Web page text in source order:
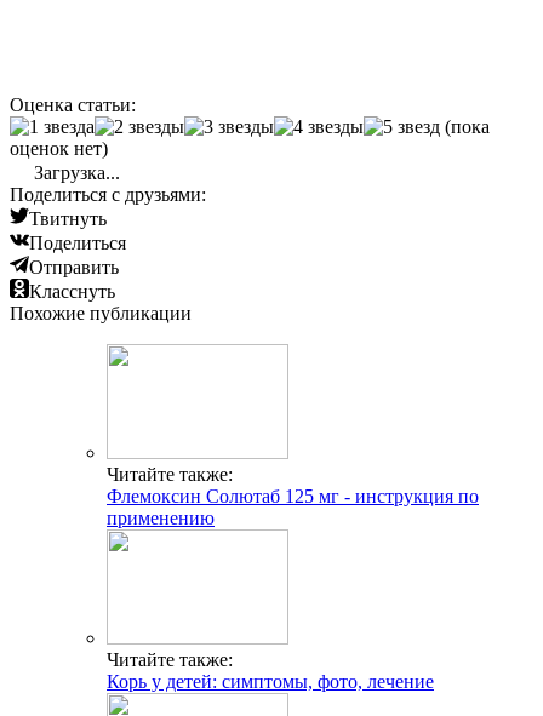
Оценка статьи:
(пока
оценок нет)
Загрузка...
Поделиться с друзьями:
Твитнуть
Поделиться
Отправить
Класснуть
Похожие публикации
Читайте также:
Флемоксин Солютаб 125 мг - инструкция по
применению
Читайте также:
Корь у детей: симптомы, фото, лечение